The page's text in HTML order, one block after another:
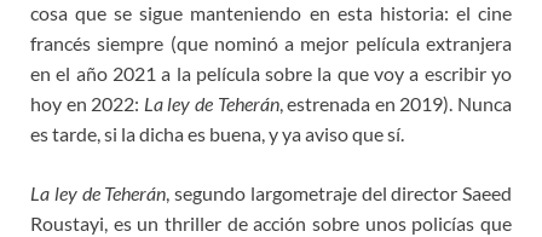
cosa que se sigue manteniendo en esta historia: el cine
francés siempre (que nominó a mejor película extranjera
en el año 2021 a la película sobre la que voy a escribir yo
hoy en 2022: La ley de Teherán, estrenada en 2019). Nunca
es tarde, si la dicha es buena, y ya aviso que sí.
La ley de Teherán, segundo largometraje del director Saeed
Roustayi, es un thriller de acción sobre unos policías que